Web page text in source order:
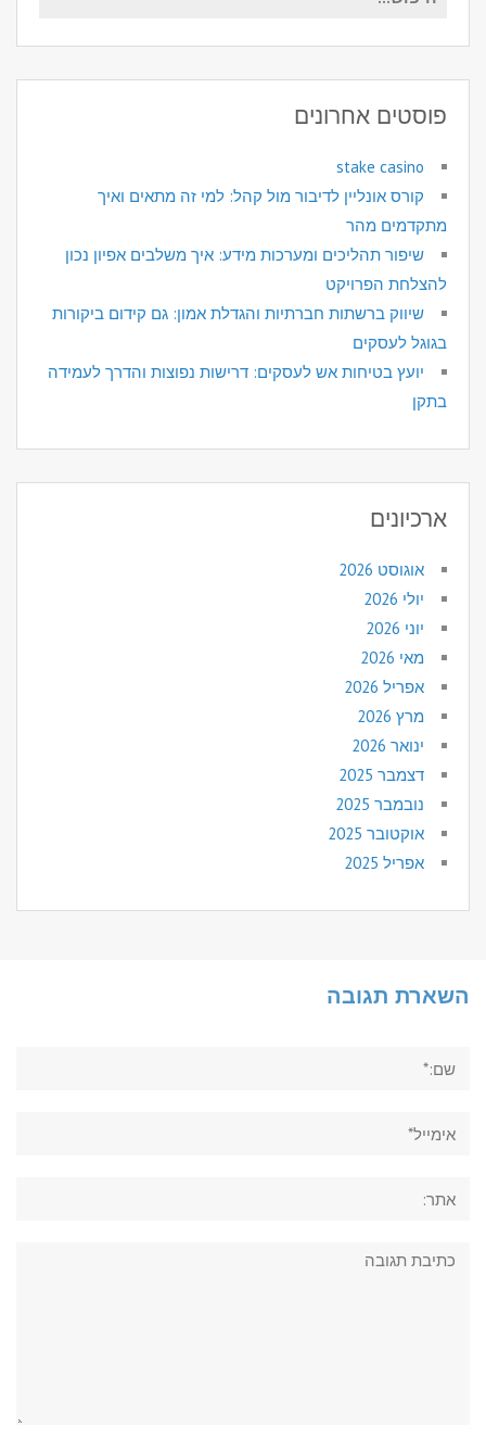
פוסטים אחרונים
stake casino
קורס אונליין לדיבור מול קהל: למי זה מתאים ואיך
מתקדמים מהר
שיפור תהליכים ומערכות מידע: איך משלבים אפיון נכון
להצלחת הפרויקט
שיווק ברשתות חברתיות והגדלת אמון: גם קידום ביקורות
בגוגל לעסקים
יועץ בטיחות אש לעסקים: דרישות נפוצות והדרך לעמידה
בתקן
ארכיונים
אוגוסט 2026
יולי 2026
יוני 2026
מאי 2026
אפריל 2026
מרץ 2026
ינואר 2026
דצמבר 2025
נובמבר 2025
אוקטובר 2025
אפריל 2025
השארת תגובה